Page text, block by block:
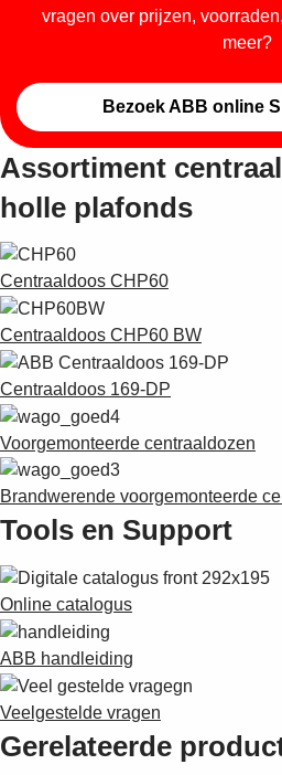
vragen over prijzen,
meer?
Bezoek ABB online
Assortiment
holle plafonds
Centraaldoos CHP60
Centraaldoos CHP60 BW
Centraaldoos 169-DP
Voorgemonteerde centraaldozen
Brandwerende voorgemonteerde
Tools en Support
Online catalogus
ABB handleiding
Veelgestelde vragen
Gerelateerde